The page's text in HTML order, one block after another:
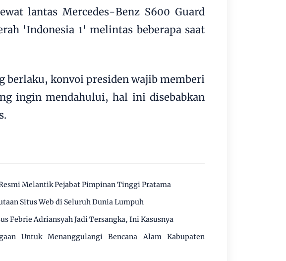
lantas Mercedes-Benz S600 Guard
'Indonesia 1' melintas beberapa saat
berlaku, konvoi presiden wajib memberi
ingin mendahului, hal ini disebabkan
Melantik Pejabat Pimpinan Tinggi Pratama
Situs Web di Seluruh Dunia Lumpuh
Febrie Adriansyah Jadi Tersangka, Ini Kasusnya
Untuk Menanggulangi Bencana Alam Kabupaten